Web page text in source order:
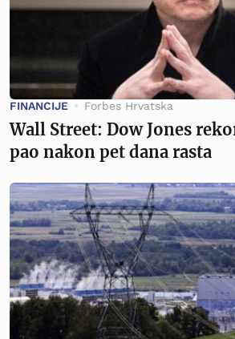
FINANCIJE Forbes Hrvatska
Wall Street: Dow Jones
pao nakon pet dana rasta